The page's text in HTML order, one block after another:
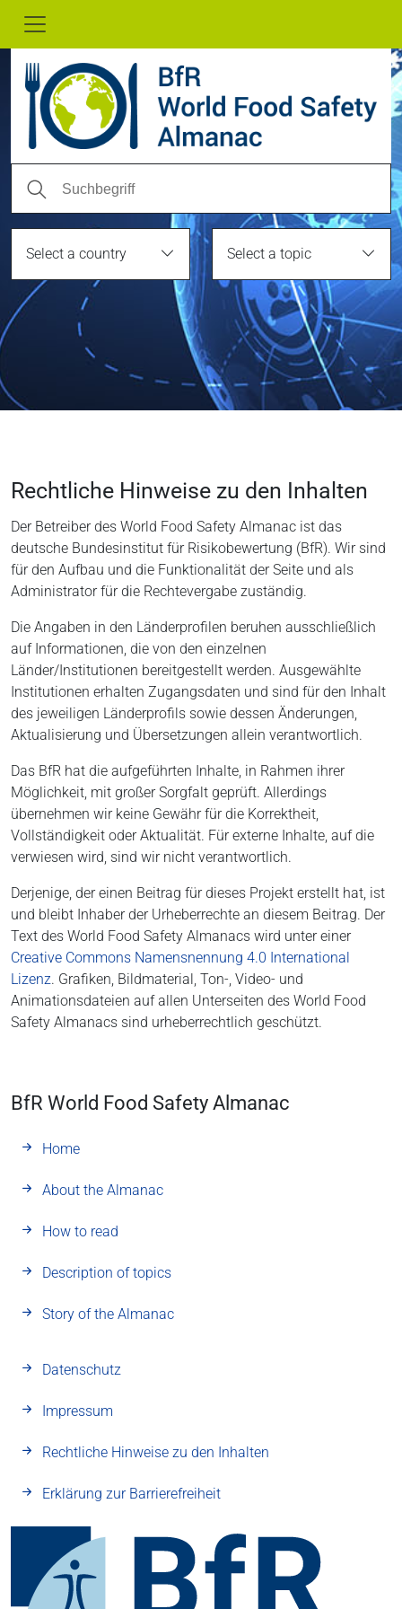
Select a country Select a topic
Rechtliche Hinweise zu den Inhalten
Der Betreiber des World Food Safety Almanac ist das
deutsche Bundesinstitut für Risikobewertung (BfR). Wir sind
für den Aufbau und die Funktionalität der Seite und als
Administrator für die Rechtevergabe zuständig.
Die Angaben in den Länderprofilen beruhen ausschließlich
auf Informationen, die von den einzelnen
Länder/Institutionen bereitgestellt werden. Ausgewählte
Institutionen erhalten Zugangsdaten und sind für den Inhalt
des jeweiligen Länderprofils sowie dessen Änderungen,
Aktualisierung und Übersetzungen allein verantwortlich.
Das BfR hat die aufgeführten Inhalte, in Rahmen ihrer
Möglichkeit, mit großer Sorgfalt geprüft. Allerdings
übernehmen wir keine Gewähr für die Korrektheit,
Vollständigkeit oder Aktualität. Für externe Inhalte, auf die
verwiesen wird, sind wir nicht verantwortlich.
Derjenige, der einen Beitrag für dieses Projekt erstellt hat, ist
und bleibt Inhaber der Urheberrechte an diesem Beitrag. Der
Text des World Food Safety Almanacs wird unter einer
Creative Commons Namensnennung 4.0 International
Lizenz. Grafiken, Bildmaterial, Ton-, Video- und
Animationsdateien auf allen Unterseiten des World Food
Safety Almanacs sind urheberrechtlich geschützt.
BfR World Food Safety Almanac
Home
About the Almanac
How to read
Description of topics
Story of the Almanac
Datenschutz
Impressum
Rechtliche Hinweise zu den Inhalten
Erklärung zur Barrierefreiheit